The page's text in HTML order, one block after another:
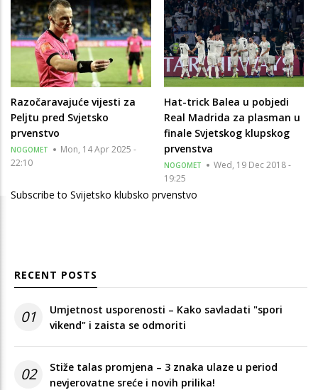
Razočaravajuće vijesti za
Peljtu pred Svjetsko
prvenstvo
NOGOMET
Mon, 14 Apr 2025 -
22:10
Hat-trick Balea u pobjedi
Real Madrida za plasman u
finale Svjetskog klupskog
prvenstva
NOGOMET
Wed, 19 Dec 2018 -
19:25
Subscribe to Svijetsko klubsko prvenstvo
RECENT POSTS
01
Umjetnost usporenosti – Kako savladati "spori
vikend" i zaista se odmoriti
02
Stiže talas promjena – 3 znaka ulaze u period
nevjerovatne sreće i novih prilika!